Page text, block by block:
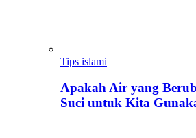
Tips islami
Apakah Air yang
Suci untuk Kita